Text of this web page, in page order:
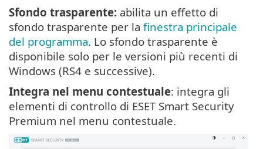
Sfondo trasparente: abilita un effetto di
sfondo trasparente per la finestra principale
del programma. Lo sfondo trasparente è
disponibile solo per le versioni più recenti di
Windows (RS4 e successive).
Integra nel menu contestuale: integra gli
elementi di controllo di ESET Smart Security
Premium nel menu contestuale.